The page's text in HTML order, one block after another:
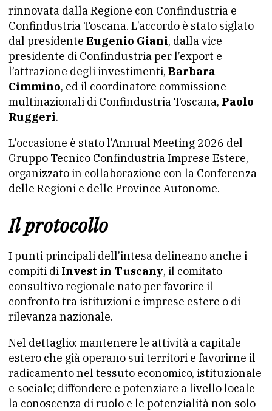
rinnovata dalla Regione con Confindustria e
Confindustria Toscana. L’accordo è stato siglato
dal presidente Eugenio Giani, dalla vice
presidente di Confindustria per l’export e
l’attrazione degli investimenti, Barbara
Cimmino, ed il coordinatore commissione
multinazionali di Confindustria Toscana, Paolo
Ruggeri.
L’occasione è stato l’Annual Meeting 2026 del
Gruppo Tecnico Confindustria Imprese Estere,
organizzato in collaborazione con la Conferenza
delle Regioni e delle Province Autonome.
Il protocollo
I punti principali dell’intesa delineano anche i
compiti di Invest in Tuscany, il comitato
consultivo regionale nato per favorire il
confronto tra istituzioni e imprese estere o di
rilevanza nazionale.
Nel dettaglio: mantenere le attività a capitale
estero che già operano sui territori e favorirne il
radicamento nel tessuto economico, istituzionale
e sociale; diffondere e potenziare a livello locale
la conoscenza di ruolo e le potenzialità non solo